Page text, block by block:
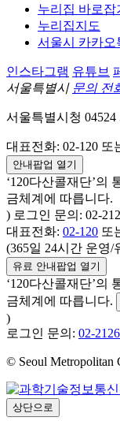
누리집 바로잡
누리집지도
서울시 카카오
인스타그램 유튜브
서울특별시 문의 전
서울특별시청
대표전화: 02-120 또
안내팝업 열기
‘120다산콜재단’의
금체계에 따릅니다.
) 로그인 문의: 02-
대표전화: 02-120 또
(365일 24시간 운영/
유료 안내팝업 열기
‘120다산콜재단’의
금체계에 따릅니다.
)
로그인 문의: 02-
© Seoul Metropolitan
상단으로